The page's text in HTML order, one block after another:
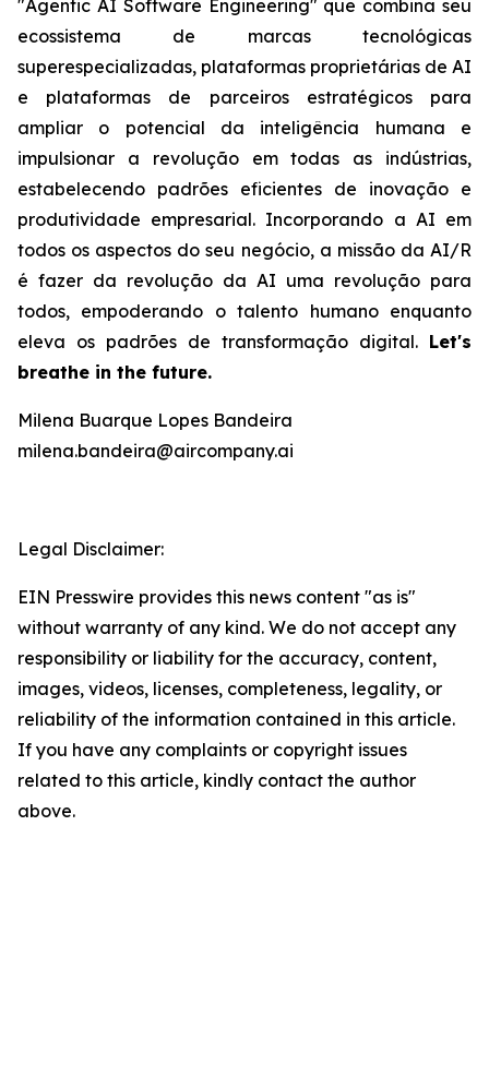
"Agentic AI Software Engineering" que combina seu
ecossistema de marcas tecnológicas
superespecializadas, plataformas proprietárias de AI
e plataformas de parceiros estratégicos para
ampliar o potencial da inteligência humana e
impulsionar a revolução em todas as indústrias,
estabelecendo padrões eficientes de inovação e
produtividade empresarial. Incorporando a AI em
todos os aspectos do seu negócio, a missão da AI/R
é fazer da revolução da AI uma revolução para
todos, empoderando o talento humano enquanto
eleva os padrões de transformação digital. Let's
breathe in the future.
Milena Buarque Lopes Bandeira
milena.bandeira@aircompany.ai
Legal Disclaimer:
EIN Presswire provides this news content "as is"
without warranty of any kind. We do not accept any
responsibility or liability for the accuracy, content,
images, videos, licenses, completeness, legality, or
reliability of the information contained in this article.
If you have any complaints or copyright issues
related to this article, kindly contact the author
above.